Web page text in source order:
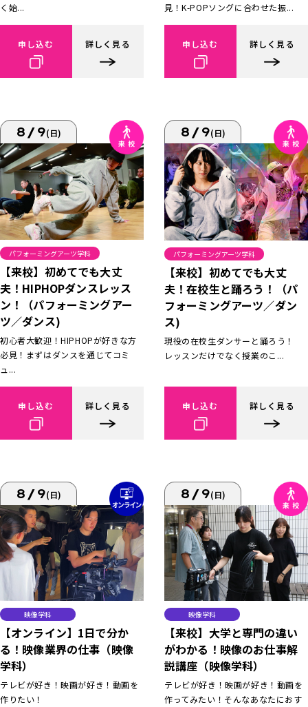
く始...
申し込む 詳しく見る
見！K-POPソングに合わせた振...
申し込む 詳しく見る
8/9(日)
パフォーミングアーツ学科
【来校】初めてでも大丈
夫！HIPHOPダンスレッス
ン！（パフォーミングアー
ツ／ダンス)
初心者大歓迎！HIPHOPが好きな方
必見！まずはダンスを通じてコミ
ュ...
申し込む 詳しく見る
8/9(日)
パフォーミングアーツ学科
【来校】初めてでも大丈
夫！在校生と踊ろう！（パ
フォーミングアーツ／ダン
ス)
現役の在校生ダンサーと踊ろう！
レッスンだけでなく授業のこ...
申し込む 詳しく見る
8/9(日)
映像学科
【オンライン】1日で分か
る！映像業界の仕事（映像
学科）
テレビが好き！映画が好き！動画を
作りたい！
8/9(日)
映像学科
【来校】大学と専門の違い
がわかる！映像のお仕事解
説講座（映像学科）
テレビが好き！映画が好き！動画を
作ってみたい！そんなあなたにおす